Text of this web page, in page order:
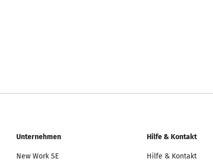
Unternehmen
New Work SE
Hilfe & Kontakt
Hilfe & Kontakt